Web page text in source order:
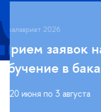
бакалавриат 2026
Прием
обучение в
С 20 июня по 3